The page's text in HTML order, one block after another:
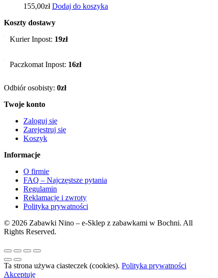
155,00zł Dodaj do koszyka
Koszty dostawy
Kurier Inpost: 19zł
Paczkomat Inpost: 16zł
Odbiór osobisty: 0zł
Twoje konto
Zaloguj się
Zarejestruj się
Koszyk
Informacje
O firmie
FAQ – Najczęstsze pytania
Regulamin
Reklamacje i zwroty
Polityka prywatności
© 2026 Zabawki Nino – e-Sklep z zabawkami w Bochni. All
Rights Reserved.
Ta strona używa ciasteczek (cookies). Polityka prywatności
Akceptuję